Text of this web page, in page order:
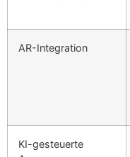
AR-Integration
KI-gesteuerte